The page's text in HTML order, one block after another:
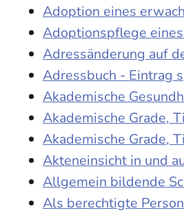
Adoption eines
Adoptionspflege
Adressänderung auf
Adressbuch - Eintrag
Akademische
Akademische Grade,
Akademische Grade,
Akteneinsicht in und
Allgemein bildende
Als berechtigte